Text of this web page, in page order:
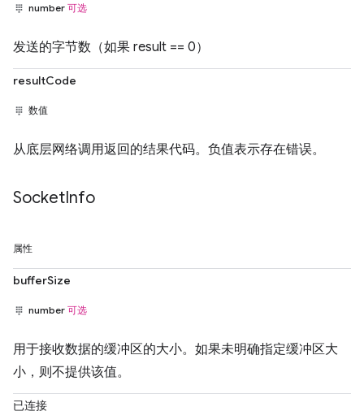
number 可选
发送的字节数（如果 result == 0）
resultCode
数值
从底层网络调用返回的结果代码。负值表示存在错误。
SocketInfo
属性
bufferSize
number 可选
用于接收数据的缓冲区的大小。如果未明确指定缓冲区大
小，则不提供该值。
已连接